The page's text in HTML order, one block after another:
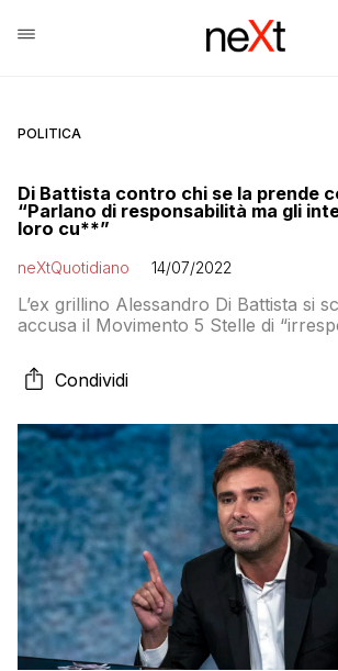
POLITICA
Di Battista contro chi se la prende
“Parlano di responsabilità ma gli
loro cu**”
neXtQuotidiano 14/07/2022
L’ex grillino Alessandro Di Battista si
accusa il Movimento 5 Stelle di
Condividi